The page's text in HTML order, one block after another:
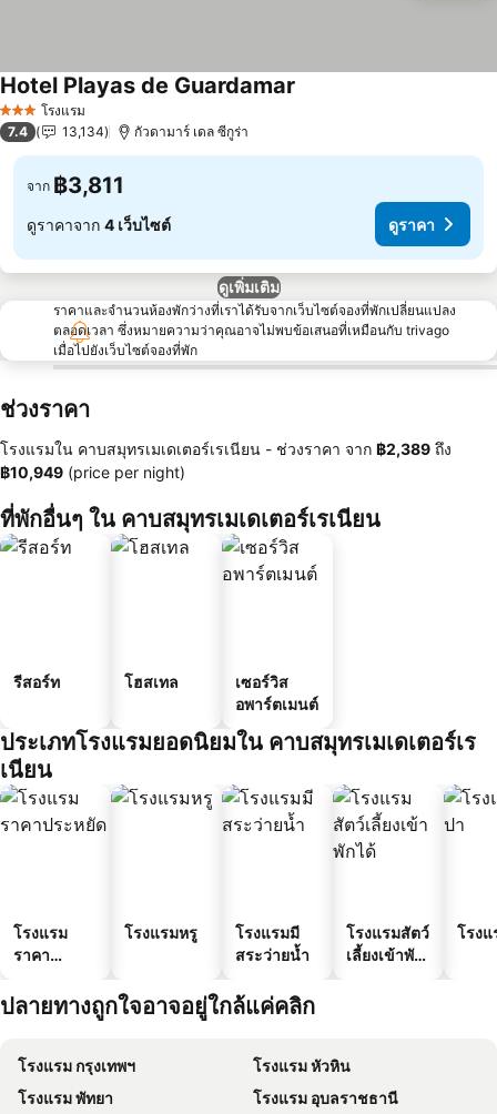
3 ดาว โรงแรม
Hotel Playas de Guardamar
7.4 13,134 กัวดามาร์ เดล ซีกูร่า
จาก ฿3,811
ดูราคาจาก 4 เว็บไซต์ ดูราคา
ดูเพิ่มเติม
ราคาและจำนวนห้องพักว่างที่เราได้รับจากเว็บไซต์จองที่พักเปลี่ยนแปลง
ตลอดเวลา ซึ่งหมายความว่าคุณอาจไม่พบข้อเสนอที่เหมือนกับ trivago
เมื่อไปยังเว็บไซต์จองที่พัก
ช่วงราคา
โรงแรมใน คาบสมุทรเมเดเตอร์เรเนียน - ช่วงราคา จาก ‎฿2,389 ถึง
‎฿10,949 (price per night)
ที่พักอื่นๆ ใน คาบสมุทรเมเดเตอร์เรเนียน
รีสอร์ท โฮสเทล
เซอร์วิส
อพาร์ตเมนต์
ประเภทโรงแรมยอดนิยมใน คาบสมุทรเมเดเตอร์เร
เนียน
โรงแรม
ราคา
โรงแรมหรู
โรงแรมมี
สระว่ายน้ำ
โรงแรมสัตว์
เลี้ยงเข้าพัก
โรง
ปลายทางถูกใจอาจอยู่ใกล้แค่คลิก
โรงแรม กรุงเทพฯ
โรงแรม หัวหิน
โรงแรม พัทยา
โรงแรม อุบลราชธานี